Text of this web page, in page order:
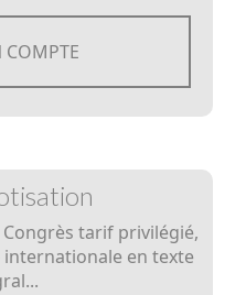
COMPTE
tarif privilégié,
en texte